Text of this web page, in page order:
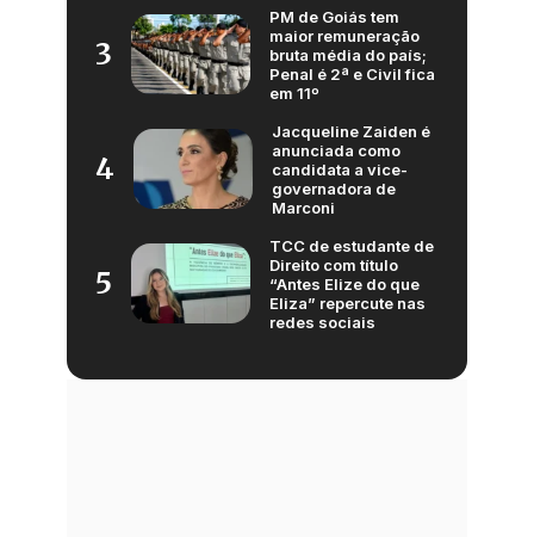
3
PM de Goiás tem
maior remuneração
bruta média do país;
Penal é 2ª e Civil fica
em 11º
4
Jacqueline Zaiden é
anunciada como
candidata a vice-
governadora de
Marconi
5
TCC de estudante de
Direito com título
“Antes Elize do que
Eliza” repercute nas
redes sociais